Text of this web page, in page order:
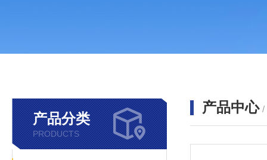
产品分类
PRODUCTS
产品中心 /